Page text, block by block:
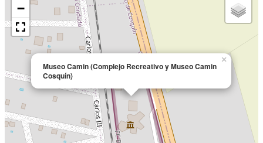
Museo Camin (Complejo Recreativo y Museo Camin
Cosquín)
×
−